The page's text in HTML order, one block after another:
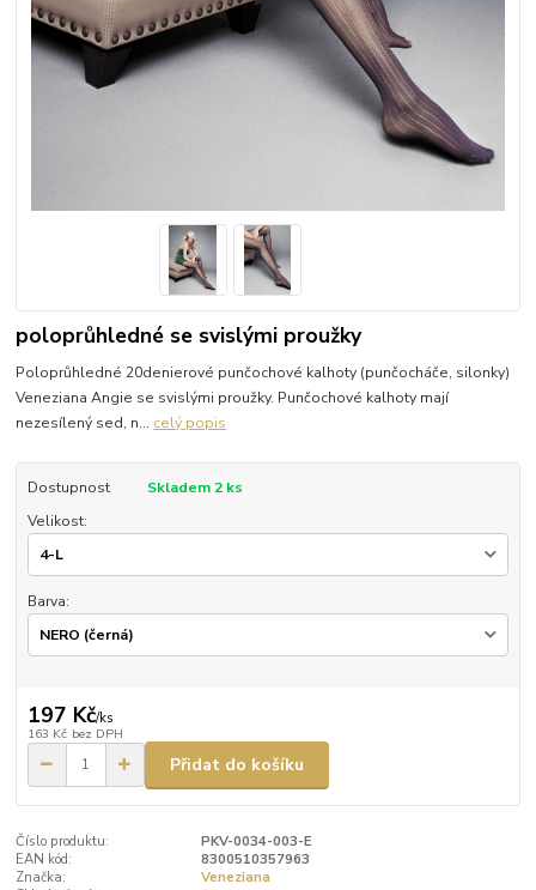
poloprůhledné se svislými proužky
Poloprůhledné 20denierové punčochové kalhoty (punčocháče, silonky)
Veneziana Angie se svislými proužky. Punčochové kalhoty mají
nezesílený sed, n... celý popis
Dostupnost
Skladem 2 ks
Velikost:
Barva:
197 Kč/ks
163 Kč bez DPH
Přidat do košíku
Číslo produktu:
PKV-0034-003-E
EAN kód:
8300510357963
Značka:
Veneziana